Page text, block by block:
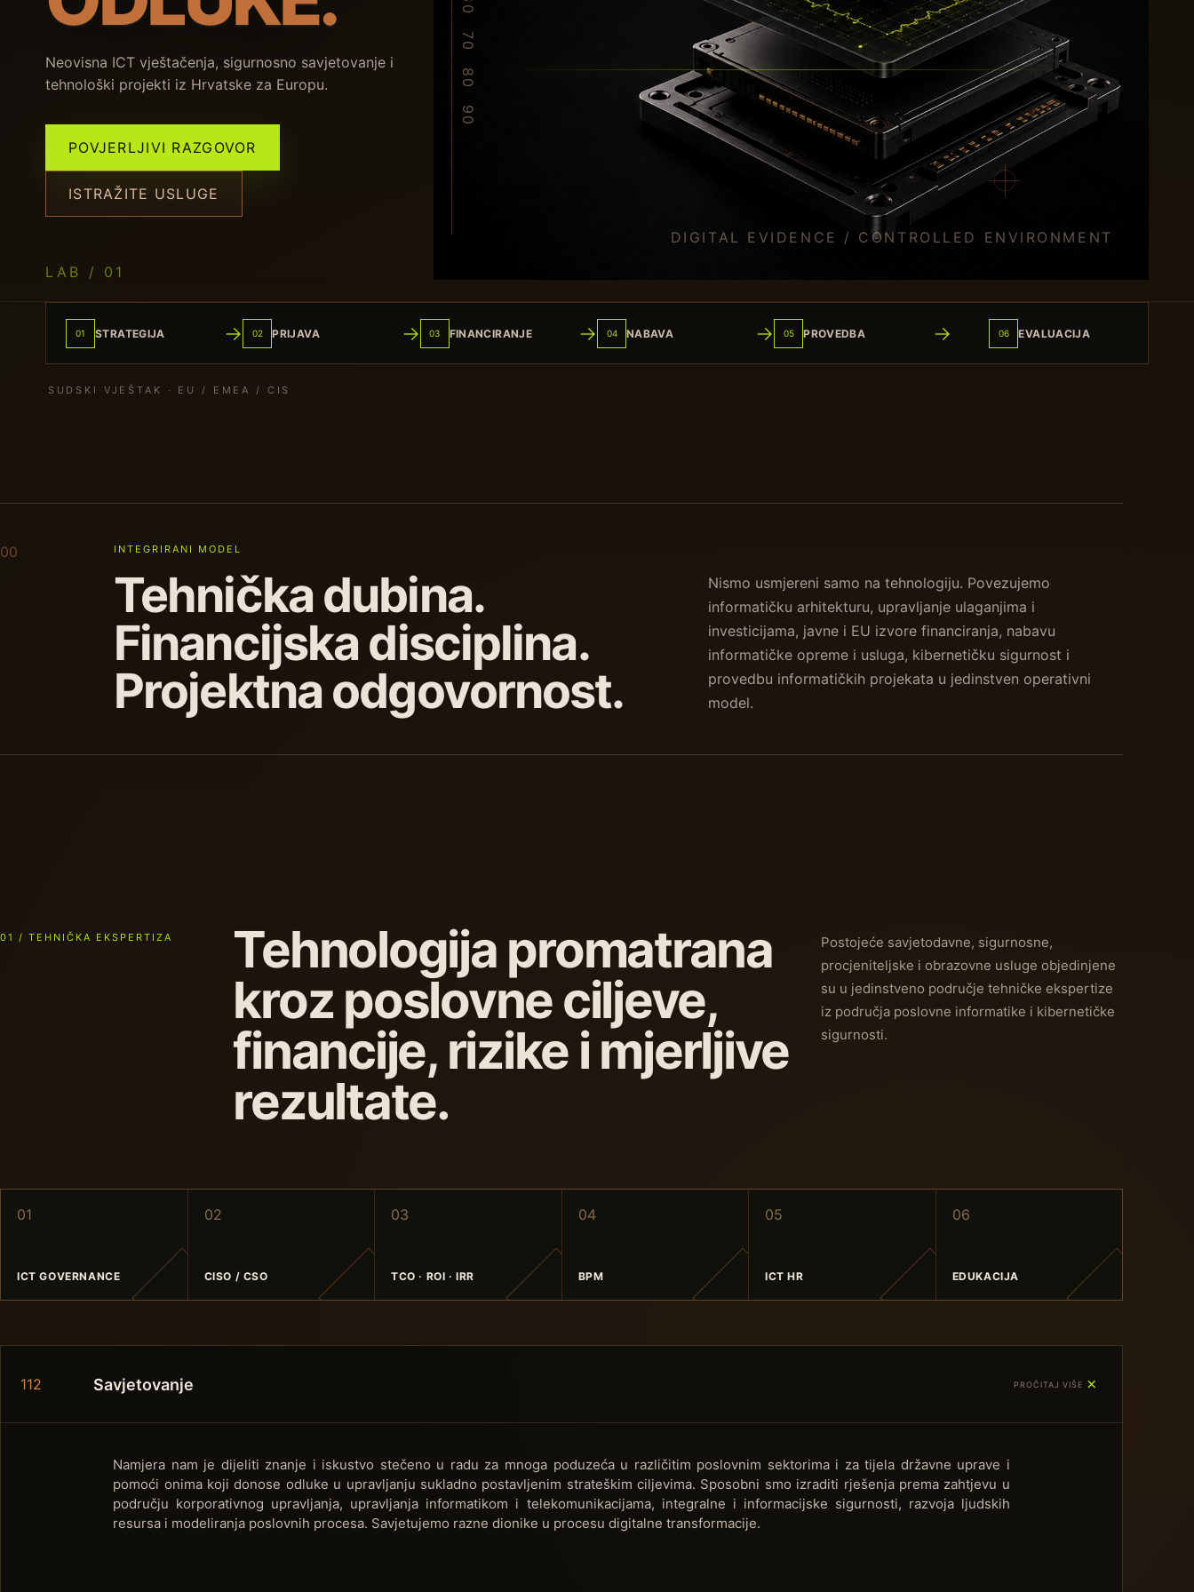
Neovisna ICT vještačenja, sigurnosno savjetovanje i
tehnološki projekti iz Hrvatske za Europu.
POVJERLJIVI RAZGOVOR
ISTRAŽITE USLUGE
01 STRATEGIJA → 02 PRIJAVA → 03 FINANCIRANJE → 04 NABAVA → 05 PROVEDBA → 06 EVALUACIJA
SUDSKI VJEŠTAK · EU / EMEA / CIS
00 INTEGRIRANI MODEL
Tehnička dubina.
Financijska disciplina.
Projektna odgovornost.
Nismo usmjereni samo na tehnologiju. Povezujemo
informatičku arhitekturu, upravljanje ulaganjima i
investicijama, javne i EU izvore financiranja, nabavu
informatičke opreme i usluga, kibernetičku sigurnost i
provedbu informatičkih projekata u jedinstven operativni
model.
01 / TEHNIČKA EKSPERTIZA
Tehnologija promatrana
kroz poslovne ciljeve,
financije, rizike i mjerljive
rezultate.
Postojeće savjetodavne, sigurnosne,
procjeniteljske i obrazovne usluge objedinjene
su u jedinstveno područje tehničke ekspertize
iz područja poslovne informatike i kibernetičke
sigurnosti.
01
ICT GOVERNANCE
02
CISO / CSO
03
TCO · ROI · IRR
04
BPM
05
ICT HR
06
EDUKACIJA
112 Savjetovanje PROČITAJ VIŠE＋
Namjera nam je dijeliti znanje i iskustvo stečeno u radu za mnoga poduzeća u različitim poslovnim sektorima i za tijela državne uprave i
pomoći onima koji donose odluke u upravljanju sukladno postavljenim strateškim ciljevima. Sposobni smo izraditi rješenja prema zahtjevu u
području korporativnog upravljanja, upravljanja informatikom i telekomunikacijama, integralne i informacijske sigurnosti, razvoja ljudskih
resursa i modeliranja poslovnih procesa. Savjetujemo razne dionike u procesu digitalne transformacije.